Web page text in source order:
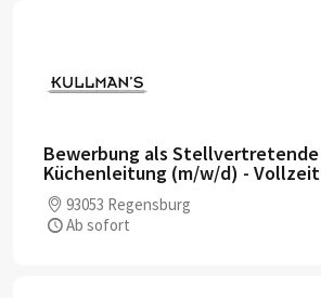
Bewerbung als Stellvertretende
Küchenleitung (m/w/d) - Vollzeit
93053 Regensburg
Ab sofort